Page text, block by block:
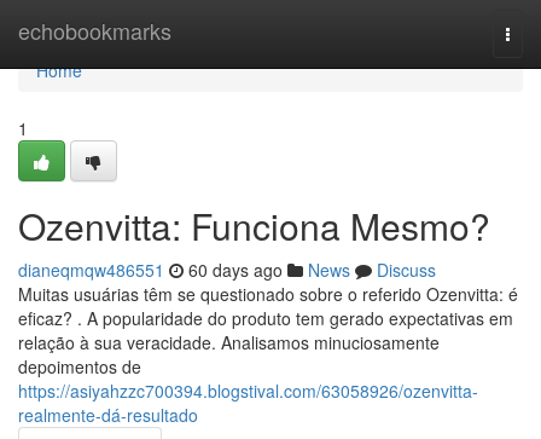
echobookmarks
Home
Home
1
Ozenvitta: Funciona Mesmo?
dianeqmqw486551 60 days ago News
Discuss
Muitas usuárias têm se questionado sobre o referido Ozenvitta: é
eficaz? . A popularidade do produto tem gerado expectativas em
relação à sua veracidade. Analisamos minuciosamente
depoimentos de
https://asiyahzzc700394.blogstival.com/63058926/ozenvitta-
realmente-dá-resultado